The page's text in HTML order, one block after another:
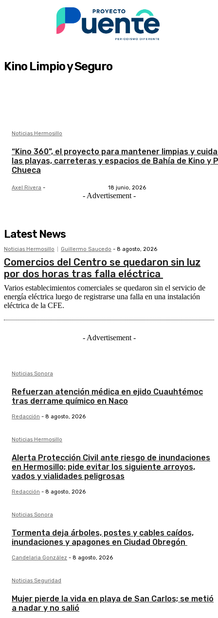
Kino Limpio y Seguro
Noticias Hermosillo
“Kino 360”, el proyecto para mantener limpias y
las playas, carreteras y espacios de Bahía de Kino y
Chueca
Axel Rivera - 18 junio, 2026
- Advertisement -
Latest News
Noticias Hermosillo Guillermo Saucedo - 8 agosto, 2026
Comercios del Centro se quedaron sin luz
por dos horas tras falla eléctrica
Varios establecimientos comerciales se quedaron sin el servicio de
energía eléctrica luego de registrarse una falla en una instalación
eléctrica de la CFE.
- Advertisement -
Noticias Sonora
Refuerzan atención médica en ejido Cuauhtémoc
tras derrame químico en Naco
Redacción - 8 agosto, 2026
Noticias Hermosillo
Alerta Protección Civil ante riesgo de inundaciones
en Hermosillo; pide evitar los siguiente arroyos,
vados y vialidades peligrosas
Redacción - 8 agosto, 2026
Noticias Sonora
Tormenta deja árboles, postes y cables caídos,
inundaciones y apagones en Ciudad Obregón
Candelaria González - 8 agosto, 2026
Noticias Seguridad
Mujer pierde la vida en playa de San Carlos; se metió
a nadar y no salió